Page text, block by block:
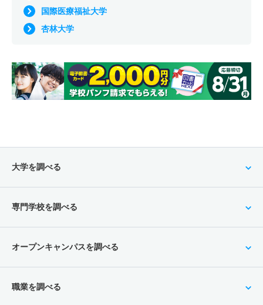
国際医療福祉大学
杏林大学
大学を調べる
専門学校を調べる
オープンキャンパスを調べる
職業を調べる